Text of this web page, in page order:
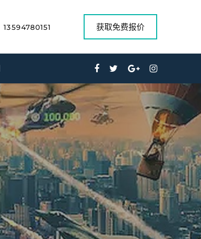
13594780151 获取免费报价